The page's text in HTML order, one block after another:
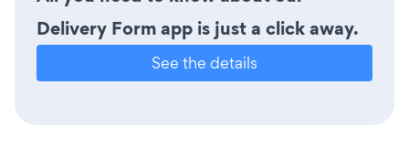
Delivery Form app is just a click away.
See the details